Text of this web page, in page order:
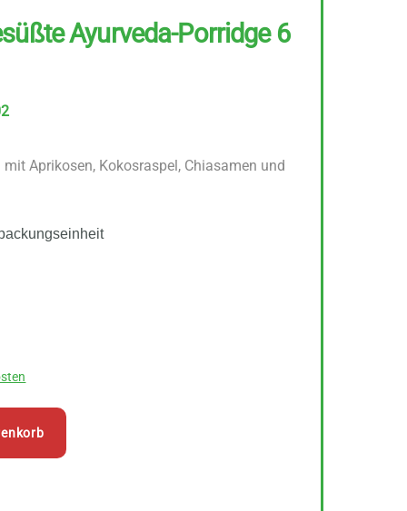
Ayurveda-Porridge 6
Aprikosen, Kokosraspel, Chiasamen und